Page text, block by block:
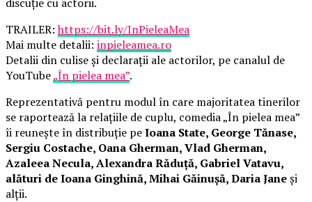
TRAILER:https://bit.ly/InPieleaMea
Mai multe detalii: inpieleamea.ro
Detalii din culise și declarații ale actorilor, pe canalul de
YouTube„În pielea mea”.
Reprezentativă pentru modul în care majoritatea tinerilor
se raportează la relațiile de cuplu, comedia „În pielea mea”
îi reunește în distribuție peIoana State, George Tănase,
Sergiu Costache, Oana Gherman, Vlad Gherman,
Azaleea Necula, Alexandra Răduță, Gabriel Vatavu,
alături de Ioana Ginghină, Mihai Găinușă, Daria Janeși
alții.